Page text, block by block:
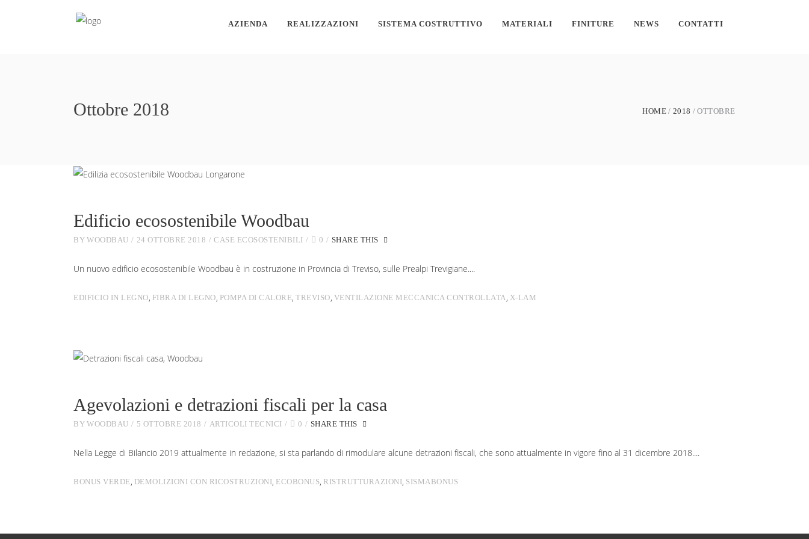
AZIENDA REALIZZAZIONI SISTEMA COSTRUTTIVO MATERIALI FINITURE NEWS CONTATTI
Ottobre 2018 HOME 2018 OTTOBRE
Edificio ecosostenibile Woodbau
BY WOODBAU 24 OTTOBRE 2018 CASE ECOSOSTENIBILI 0 SHARE THIS
Un nuovo edificio ecosostenibile Woodbau è in costruzione in Provincia di Treviso, sulle Prealpi Trevigiane.
EDIFICIO IN LEGNO, FIBRA DI LEGNO, POMPA DI CALORE, TREVISO, VENTILAZIONE MECCANICA CONTROLLATA , X-LAM
Agevolazioni e detrazioni fiscali per la casa
BY WOODBAU 5 OTTOBRE 2018 ARTICOLI TECNICI 0 SHARE THIS
Nella Legge di Bilancio 2019 attualmente in redazione, si sta parlando di rimodulare alcune detrazioni fiscali, che sono attualmente in vigore fino al 31 dicembre 2018.
BONUS VERDE , DEMOLIZIONI CON RICOSTRUZIONI, ECOBONUS, RISTRUTTURAZIONI, SISMABONUS